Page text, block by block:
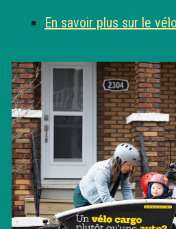
En savoir plus sur le vélo